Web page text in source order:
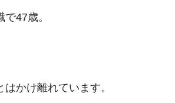
47歳。
かけ離れています。